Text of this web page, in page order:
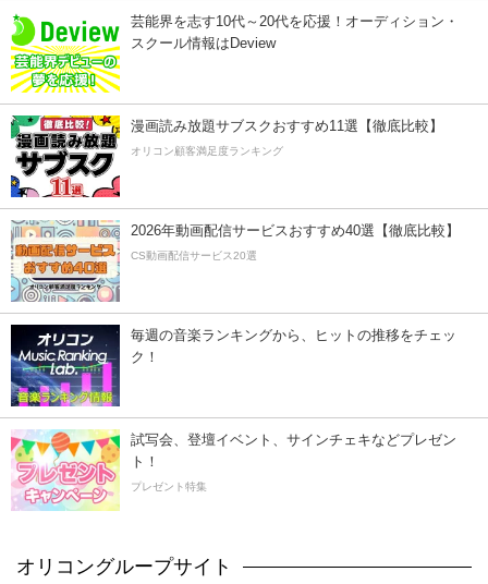
芸能界を志す10代～20代を応援！オーディション・
スクール情報はDeview
漫画読み放題サブスクおすすめ11選【徹底比較】
オリコン顧客満足度ランキング
2026年動画配信サービスおすすめ40選【徹底比較】
CS動画配信サービス20選
毎週の音楽ランキングから、ヒットの推移をチェッ
ク！
試写会、登壇イベント、サインチェキなどプレゼン
ト！
プレゼント特集
オリコングループサイト